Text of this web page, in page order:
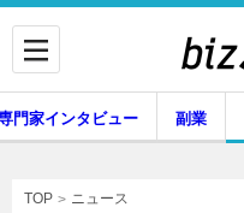
門家インタビュー 副業
TOP ニュース